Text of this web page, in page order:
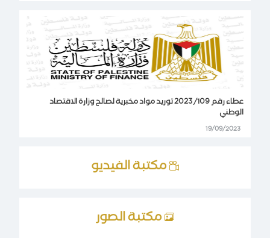
عطاء رقم 109/ 2023 توريد مواد مخبرية لصالح وزارة الاقتصاد
الوطني
19/09/2023
مكتبة الفيديو
مكتبة الصور